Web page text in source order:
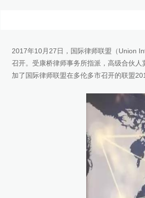
2017年10月27日，国际律师联盟（Union
召开。受康桥律师事务所指派，高级合伙
加了国际律师联盟在多伦多市召开的联盟